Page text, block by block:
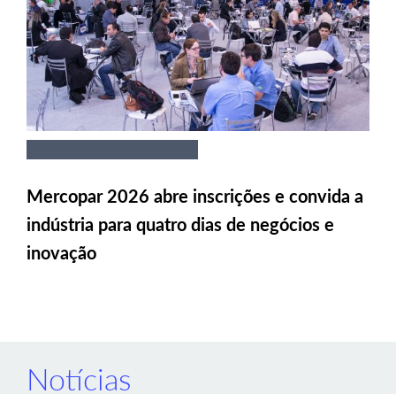
Mercopar 2026 abre inscrições e convida a
indústria para quatro dias de negócios e
inovação
Notícias